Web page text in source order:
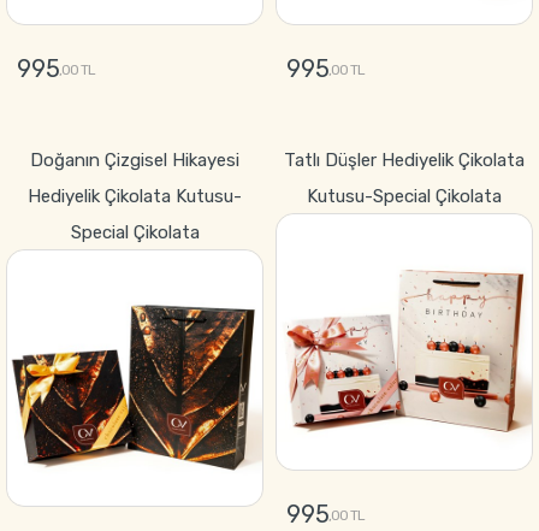
995,00 TL 995,00 TL
Doğanın Çizgisel Hikayesi
Hediyelik Çikolata Kutusu-
Special Çikolata
Tatlı Düşler Hediyelik Çikolata
Kutusu-Special Çikolata
995,00 TL